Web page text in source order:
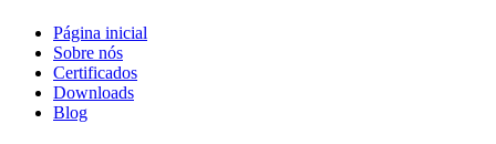
Página inicial
Sobre nós
Certificados
Downloads
Blog